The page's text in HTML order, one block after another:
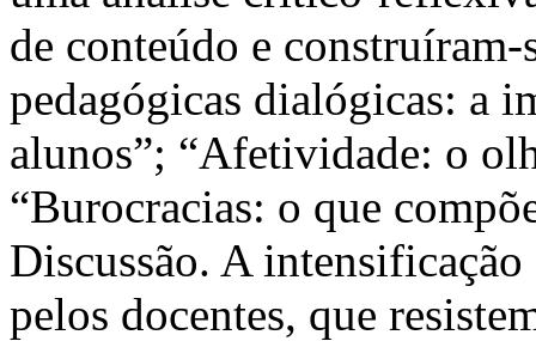
de conteúdo e
pedagógicas dialógicas: a
alunos”; “Afetividade: o
“Burocracias: o que
Discussão. A
pelos docentes, que